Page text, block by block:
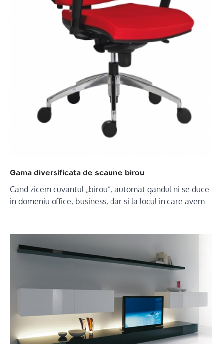
Gama diversificata de scaune birou
Cand zicem cuvantul „birou”, automat gandul ni se duce
in domeniu office, business, dar si la locul in care avem…